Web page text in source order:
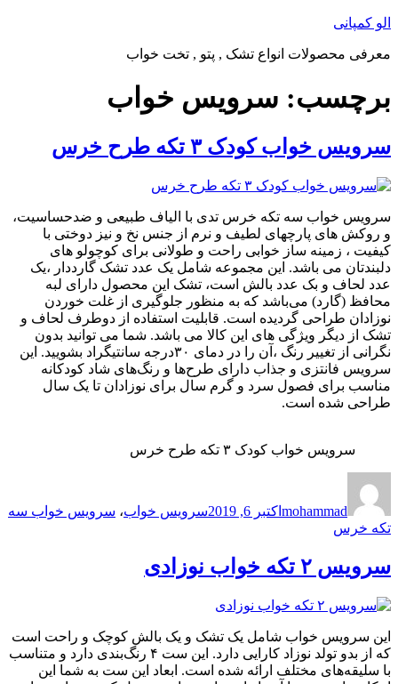
پرش
محتوا
الو کمپانی
معرفی محصولات انواع تشک , پتو , تخت خواب
برچسب: سرویس خواب
سرویس خواب کودک ۳ تکه طرح خرس
سرویس خواب سه تکه خرس تدی با الیاف طبیعی و ضدحساسیت،
و روکش های پارچهای لطیف و نرم از جنس نخ و نیز دوختی با
کیفیت ، زمینه ساز خوابی راحت و طولانی برای کوچولو های
دلبندتان می باشد. این مجموعه شامل یک عدد تشک گارددار ،یک
عدد لحاف و بک عدد بالش است، تشک این محصول دارای لبه
محافظ (گارد) می‌باشد که به منظور جلوگیری از غلت خوردن
نوزادان طراحی گردیده است. قابلیت استفاده از دوطرف لحاف و
تشک از دیگر ویژگی های این کالا می باشد. شما می توانید بدون
نگرانی از تغییر رنگ ،آن را در دمای ۳۰درجه سانتیگراد بشویید. این
سرویس فانتزی و جذاب دارای طرح‌ها و رنگ‌های شاد کودکانه
مناسب برای فصول سرد و گرم سال برای نوزادان تا یک سال
طراحی شده است.
سرویس خواب کودک ۳ تکه طرح خرس
mohammadدر
اکتبر 6, 2019 سرویس خواب، سرویس خواب سه
تکه خرس
سرویس ۲ تکه خواب نوزادی
این سرویس خواب شامل یک تشک و یک بالش کوچک و راحت است
که از بدو تولد نوزاد کارایی دارد. این ست ۴ رنگ‌بندی دارد و متناسب
با سلیقه‌های مختلف ارائه شده است. ابعاد این ست به شما این